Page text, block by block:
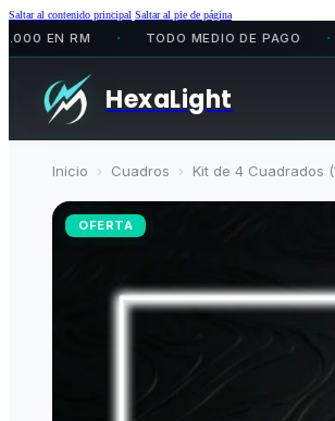
Saltar al contenido principal Saltar al pie de página
RM • TODO MEDIO DE PAGO •
HexaLight
Inicio › Cuadros › Kit de 4 Cuadrados
OFERTA